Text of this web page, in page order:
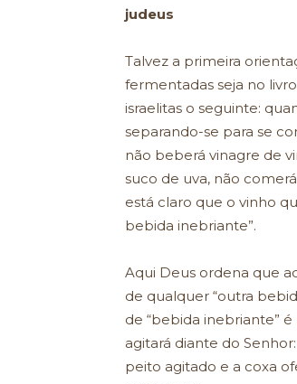
judeus
Talvez a primeira
fermentadas seja no
israelitas o seguinte:
separando-se para se
não beberá vinagre de
suco de uva, não
está claro que o vinho
bebida inebriante”.
Aqui Deus ordena que
de qualquer “outra
de “bebida inebriante”
agitará diante do
peito agitado e a coxa